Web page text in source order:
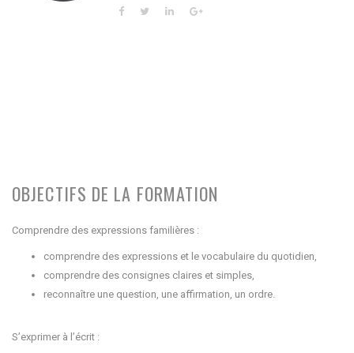
OBJECTIFS DE LA FORMATION
Comprendre des expressions familières :
comprendre des expressions et le vocabulaire du quotidien,
comprendre des consignes claires et simples,
reconnaître une question, une affirmation, un ordre.
S’exprimer à l’écrit :